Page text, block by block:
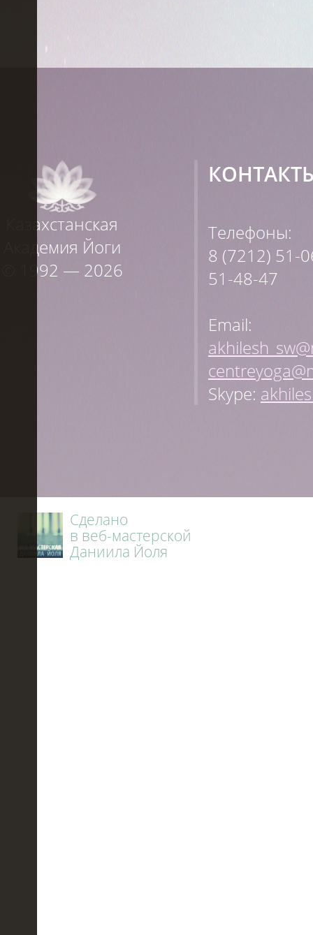
Казахстанская
Академия Йоги
© 1992 — 2026
Телефоны:
8 (7212) 51-
51-48-47
Email:
Skype:
Сделано
в веб-мастерской
Даниила Йоля